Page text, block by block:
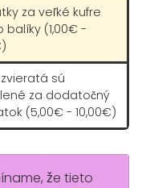
za veľké kufre
balíky (1,00€ -
sú
za dodatočný
(5,00€ - 10,00€)
že tieto